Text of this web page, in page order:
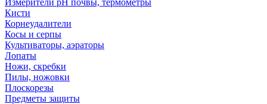
Кисти
Корнеудалители
Косы и серпы
Культиваторы, аэраторы
Лопаты
Ножи, скребки
Пилы, ножовки
Плоскорезы
Предметы защиты